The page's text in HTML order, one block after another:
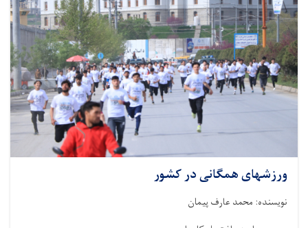
ورزشهای همگانی در کشور
نویسنده:‌ محمد عارف پیمان